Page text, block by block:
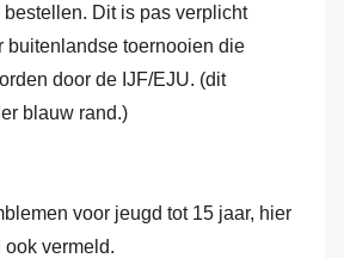
bestellen. Dit is pas verplicht
buitenlandse toernooien die
door de IJF/EJU. (dit
blauw rand.)
voor jeugd tot 15 jaar, hier
vermeld.